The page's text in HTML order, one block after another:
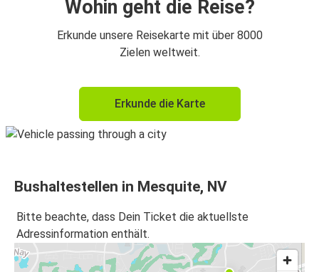
Wohin geht die Reise?
Erkunde unsere Reisekarte mit über 8000
Zielen weltweit.
Erkunde die Karte
Bushaltestellen in Mesquite, NV
Bitte beachte, dass Dein Ticket die aktuellste
Adressinformation enthält.